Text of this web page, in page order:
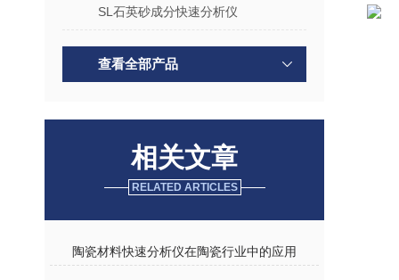
SL石英砂成分快速分析仪
查看全部产品
相关文章
RELATED ARTICLES
陶瓷材料快速分析仪在陶瓷行业中的应用